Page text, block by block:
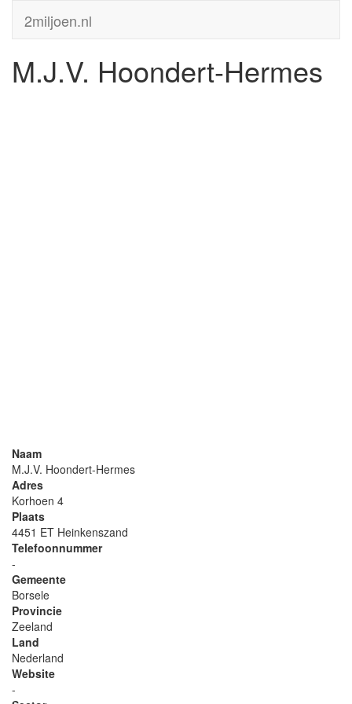
2miljoen.nl
M.J.V. Hoondert-Hermes
Naam
M.J.V. Hoondert-Hermes
Adres
Korhoen 4
Plaats
4451 ET Heinkenszand
Telefoonnummer
-
Gemeente
Borsele
Provincie
Zeeland
Land
Nederland
Website
-